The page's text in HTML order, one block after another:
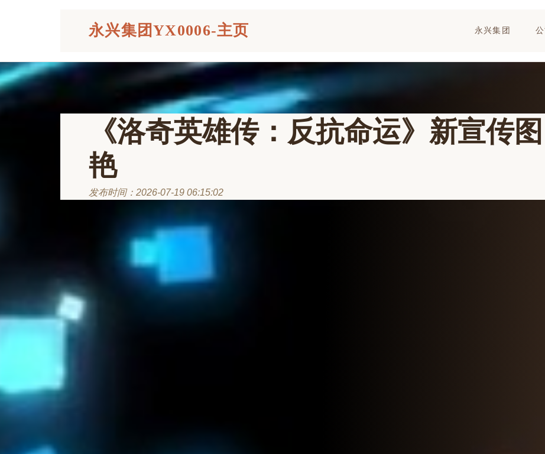
永兴集团YX0006-主页 永兴集团
《洛奇英雄传：反抗命运》新宣传
艳
发布时间：2026-07-19 06:15:02